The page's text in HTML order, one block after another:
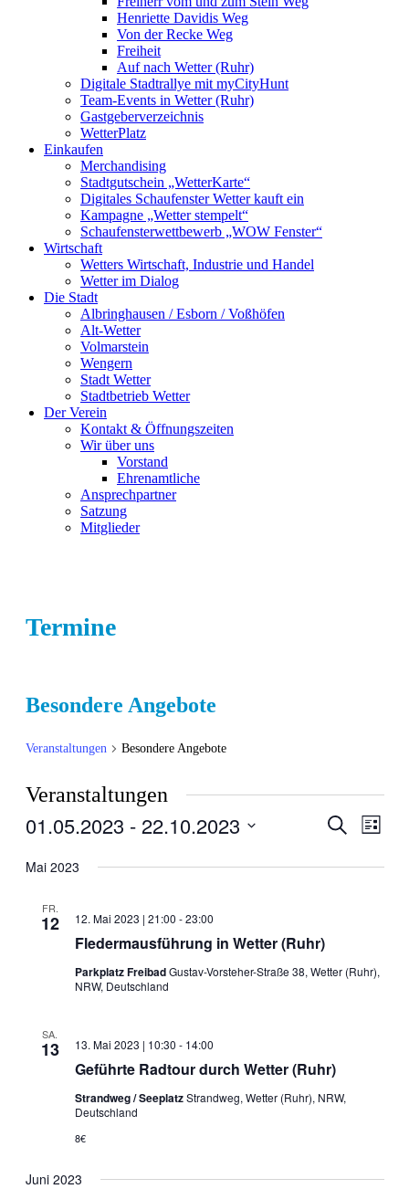
Henriette Davidis Weg
Von der Recke Weg
Freiheit
Auf nach Wetter (Ruhr)
Digitale Stadtrallye mit myCityHunt
Team-Events in Wetter (Ruhr)
Gastgeberverzeichnis
WetterPlatz
Einkaufen
Merchandising
Stadtgutschein „WetterKarte“
Digitales Schaufenster Wetter kauft ein
Kampagne „Wetter stempelt“
Schaufensterwettbewerb „WOW Fenster“
Wirtschaft
Wetters Wirtschaft, Industrie und Handel
Wetter im Dialog
Die Stadt
Albringhausen / Esborn / Voßhöfen
Alt-Wetter​
Volmarstein
Wengern
Stadt Wetter
Stadtbetrieb Wetter
Der Verein
Kontakt & Öffnungszeiten
Wir über uns
Vorstand
Ehrenamtliche
Ansprechpartner
Satzung
Mitglieder
Termine
Besondere Angebote
Veranstaltungen Besondere Angebote
Veranstaltungen
Suche
Liste
01.05.2023 - 22.10.2023
wählen.
Mai 2023
FR.
12
Fledermausführung in Wetter (Ruhr)
12. Mai 2023 | 21:00 -23:00
Parkplatz FreibadGustav-Vorsteher-Straße 38, Wetter (Ruhr),
NRW, Deutschland
SA.
13
Geführte Radtour durch Wetter (Ruhr)
13. Mai 2023 | 10:30 - 14:00
Strandweg / SeeplatzStrandweg, Wetter (Ruhr), NRW,
Deutschland
8€
Juni 2023